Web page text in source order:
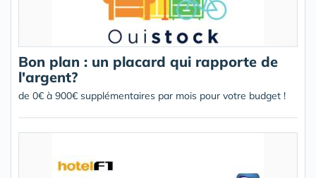
Bon plan : un placard qui rapporte de
l'argent?
de 0€ à 900€ supplémentaires par mois pour votre budget !